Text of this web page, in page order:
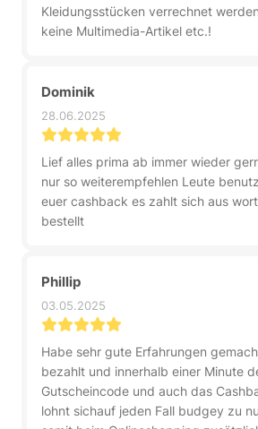
Kleidungsstücken verrechnet
keine Multimedia-Artikel etc.!
Dominik
28.06.2025
Lief alles prima ab immer wieder
nur so weiterempfehlen Leute
euer cashback es zahlt sich aus
bestellt
Phillip
03.05.2025
Habe sehr gute Erfahrungen
bezahlt und innerhalb einer Minute
Gutscheincode und auch das
lohnt sichauf jeden Fall budgey zu